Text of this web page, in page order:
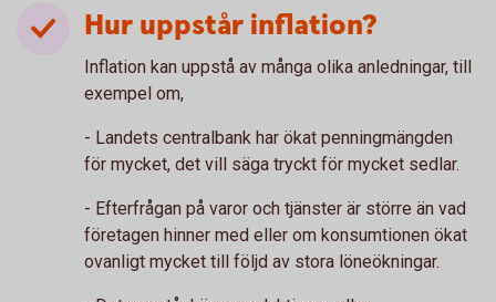
Hur uppstår inflation?
Inflation kan uppstå av många olika anledningar, till
exempel om,
- Landets centralbank har ökat penningmängden
för mycket, det vill säga tryckt för mycket sedlar.
- Efterfrågan på varor och tjänster är större än vad
företagen hinner med eller om konsumtionen ökat
ovanligt mycket till följd av stora löneökningar.